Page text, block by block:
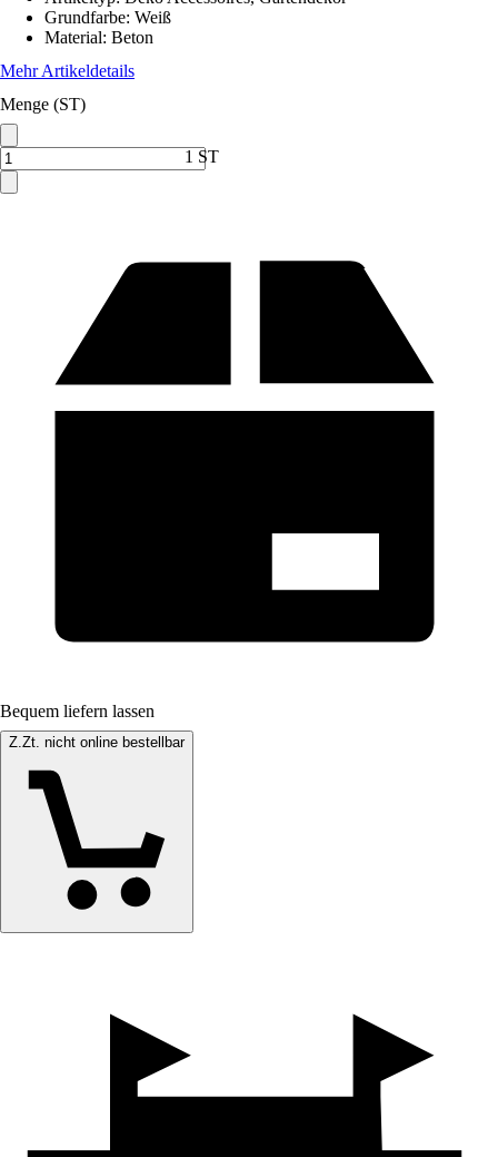
Grundfarbe: Weiß
Material: Beton
Mehr Artikeldetails
Menge (ST)
1 ST
Bequem liefern lassen
Z.Zt. nicht online bestellbar